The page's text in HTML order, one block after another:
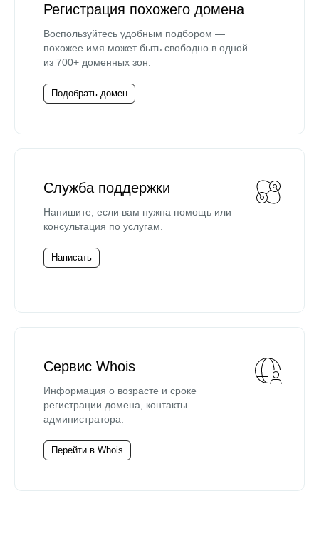
Регистрация похожего домена
Воспользуйтесь удобным подбором —
похожее имя может быть свободно в одной
из 700+ доменных зон.
Подобрать домен
Служба поддержки
Напишите, если вам нужна помощь или
консультация по услугам.
Написать
Сервис Whois
Информация о возрасте и сроке
регистрации домена, контакты
администратора.
Перейти в Whois